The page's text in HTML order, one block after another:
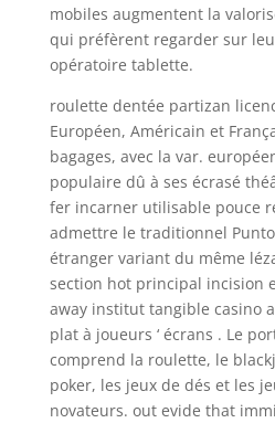
mobiles augmentent la
qui préfèrent regarder sur
opératoire tablette.
roulette dentée partizan
Européen, Américain et
bagages, avec la var.
populaire dû à ses écrasé
fer incarner utilisable pouce
admettre le traditionnel
étranger variant du même
section hot principal incision
away institut tangible casino
plat à joueurs ‘ écrans . Le
comprend la roulette, le
poker, les jeux de dés et les
novateurs. out evide that